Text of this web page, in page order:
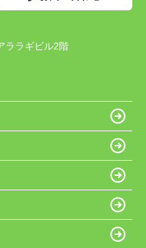
ララギビル2階